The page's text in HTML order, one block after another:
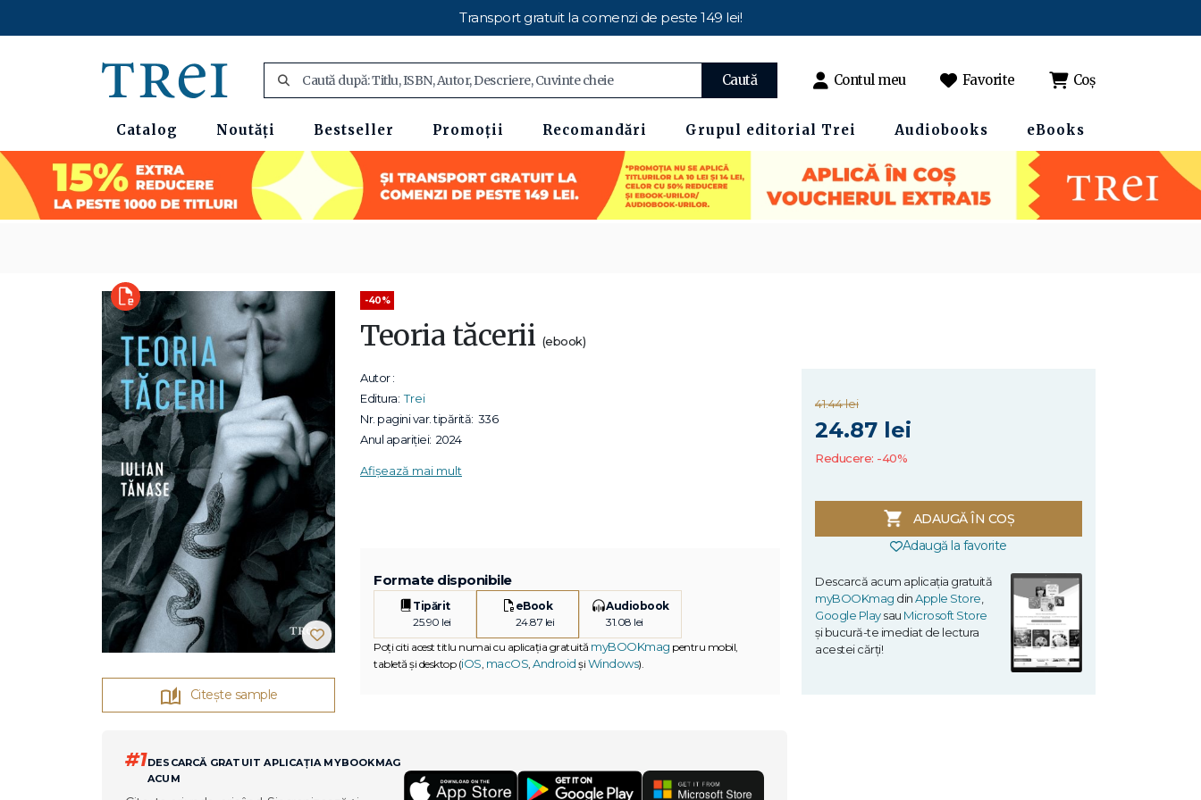
Transport gratuit la comenzi de peste 149 lei!
Caută Contul meu Favorite Coș
Catalog Noutăți Bestseller Promoții Recomandări Grupul editorial Trei Audiobooks eBooks
Citește sample
-40%
Teoria tăcerii (ebook)
Autor :
Editura: Trei
Nr. pagini var. tipărită: 336
Anul apariției: 2024
Afișează mai mult
Formate disponibile
Tipărit
25.90 lei
eBook
24.87 lei
Audiobook
31.08 lei
Poți citi acest titlu numai cu aplicația gratuită myBOOKmag pentru mobil,
tabletă și desktop (iOS macOS Android și Windows).
41.44 lei
24.87 lei
Reducere: -40%
ADAUGĂ ÎN COȘ
Adaugă la favorite
Descarcă acum aplicația gratuită
myBOOKmag dinApple Store
Google Playsau Microsoft Store
și bucură-te imediat de lectura
acestei cărți!
#1DESCARCĂ GRATUIT APLICAȚIA MYBOOKMAG
ACUM